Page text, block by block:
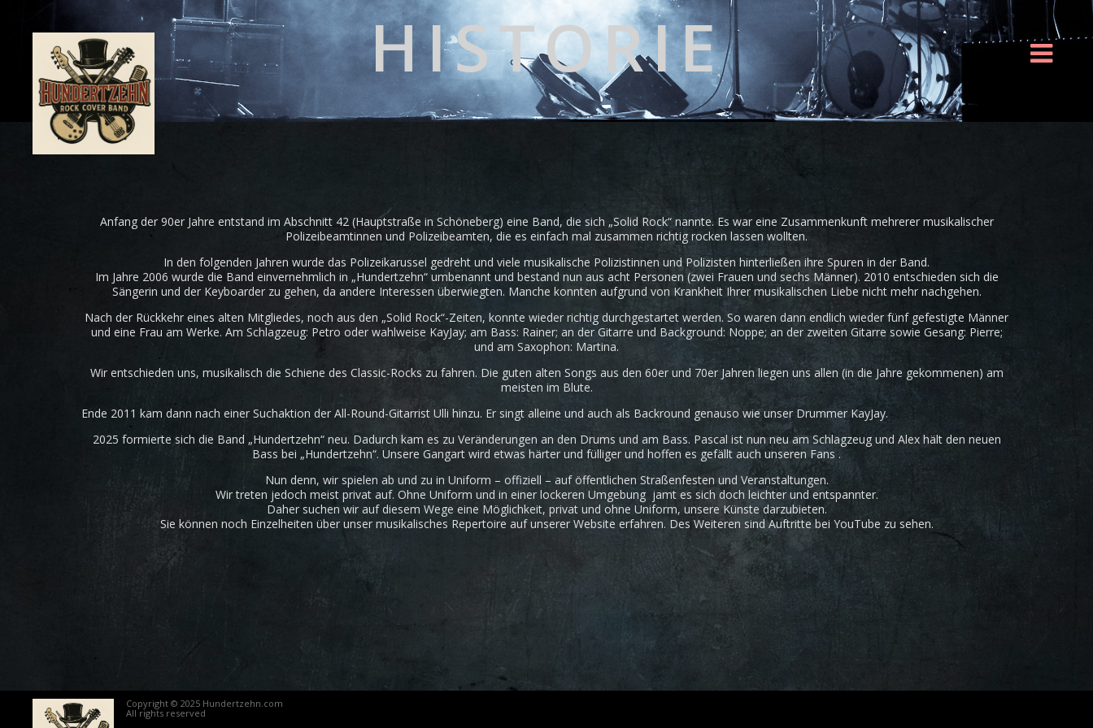
HISTORIE
Anfang der 90er Jahre entstand im Abschnitt 42 (Hauptstraße in Schöneberg) eine Band, die sich „Solid Rock“ nannte. Es war eine Zusammenkunft mehrerer musikalischer
Polizeibeamtinnen und Polizeibeamten, die es einfach mal zusammen richtig rocken lassen wollten.
In den folgenden Jahren wurde das Polizeikarussel gedreht und viele musikalische Polizistinnen und Polizisten hinterließen ihre Spuren in der Band.
Im Jahre 2006 wurde die Band einvernehmlich in „Hundertzehn“ umbenannt und bestand nun aus acht Personen (zwei Frauen und sechs Männer). 2010 entschieden sich die
Sängerin und der Keyboarder zu gehen, da andere Interessen überwiegten. Manche konnten aufgrund von Krankheit Ihrer musikalischen Liebe nicht mehr nachgehen.
Nach der Rückkehr eines alten Mitgliedes, noch aus den „Solid Rock“-Zeiten, konnte wieder richtig durchgestartet werden. So waren dann endlich wieder fünf gefestigte Männer
und eine Frau am Werke. Am Schlagzeug: Petro oder wahlweise KayJay; am Bass: Rainer; an der Gitarre und Background: Noppe; an der zweiten Gitarre sowie Gesang: Pierre;
und am Saxophon: Martina.
Wir entschieden uns, musikalisch die Schiene des Classic-Rocks zu fahren. Die guten alten Songs aus den 60er und 70er Jahren liegen uns allen (in die Jahre gekommenen) am
meisten im Blute.
Ende 2011 kam dann nach einer Suchaktion der All-Round-Gitarrist Ulli hinzu. Er singt alleine und auch als Backround genauso wie unser Drummer KayJay.
2025 formierte sich die Band „Hundertzehn“ neu. Dadurch kam es zu Veränderungen an den Drums und am Bass. Pascal ist nun neu am Schlagzeug und Alex hält den neuen
Bass bei „Hundertzehn“. Unsere Gangart wird etwas härter und fülliger und hoffen es gefällt auch unseren Fans .
Nun denn, wir spielen ab und zu in Uniform – offiziell – auf öffentlichen Straßenfesten und Veranstaltungen.
Wir treten jedoch meist privat auf. Ohne Uniform und in einer lockeren Umgebung jamt es sich doch leichter und entspannter.
Daher suchen wir auf diesem Wege eine Möglichkeit, privat und ohne Uniform, unsere Künste darzubieten.
Sie können noch Einzelheiten über unser musikalisches Repertoire auf unserer Website erfahren. Des Weiteren sind Auftritte bei YouTube zu sehen.
Copyright © 2025 Hundertzehn.com
All rights reserved